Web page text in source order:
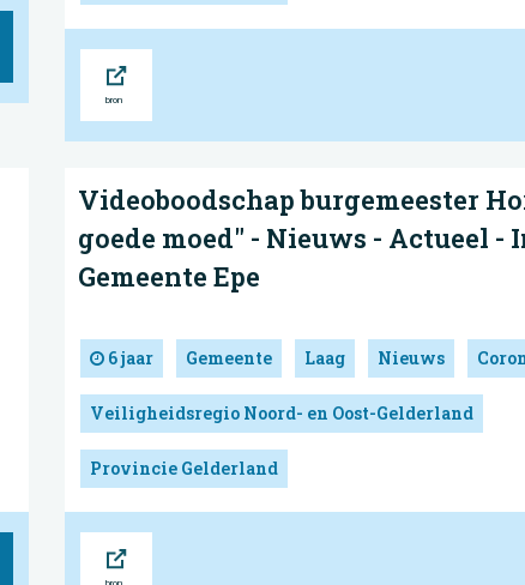
Videoboodschap burgemeester
goede moed" - Nieuws - Actueel -
Gemeente Epe
6 jaar Gemeente Laag Nieuws
Veiligheidsregio Noord- en Oost-Gelderland
Provincie Gelderland